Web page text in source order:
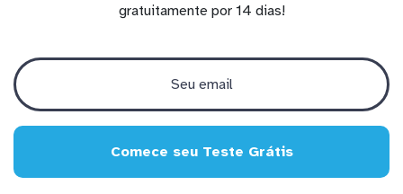
gratuitamente por 14 dias!
Comece seu Teste Grátis